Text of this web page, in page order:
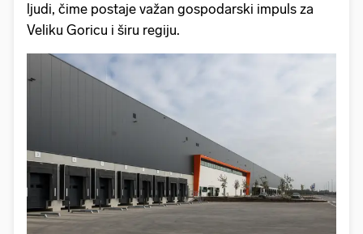
ljudi, čime postaje važan gospodarski impuls za
Veliku Goricu i širu regiju.